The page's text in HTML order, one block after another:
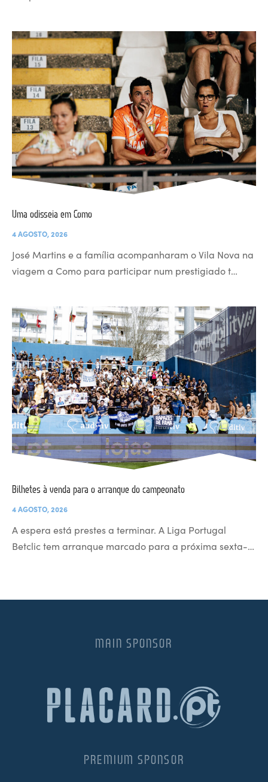
Uma odisseia em Como
4 AGOSTO, 2026
José Martins e a família acompanharam o Vila Nova na
viagem a Como para participar num prestigiado t…
Bilhetes à venda para o arranque do campeonato
4 AGOSTO, 2026
A espera está prestes a terminar. A Liga Portugal
Betclic tem arranque marcado para a próxima sexta-…
MAIN SPONSOR
PREMIUM SPONSOR